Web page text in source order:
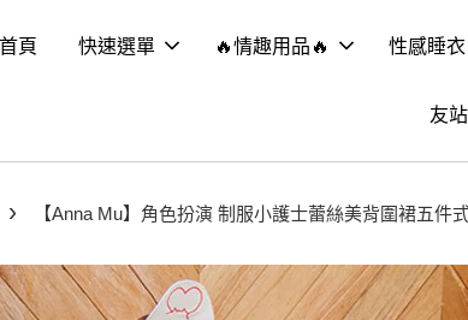
首頁 快速選單 🔥情趣用品🔥 性感睡衣
友
› 【Anna Mu】角色扮演 制服小護士蕾絲美背圍裙五件